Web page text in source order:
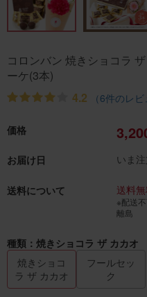
コロンバン 焼きショコラ
ーケ(3本)
4.2
（6件のレビ
価格
お届け日
いま
送料について 送料
※配送
離島
種類：焼きショコラ ザ カカオ
焼きショコ
ラ ザ カカオ
フールセッ
ク